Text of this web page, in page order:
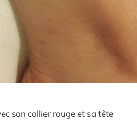
son collier rouge et sa tête